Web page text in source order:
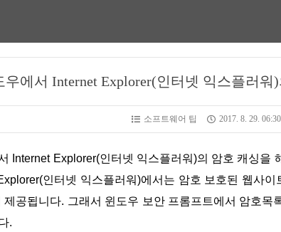
우에서 Internet Explorer(인터넷 익스플러워
소프트웨어 팁 2017. 8. 29. 06:30
인터넷 익스플러워)에서는 암호 보호된 웹사
제공됩니다. 그래서 윈도우 보안 프롬프트에서 암호목
.